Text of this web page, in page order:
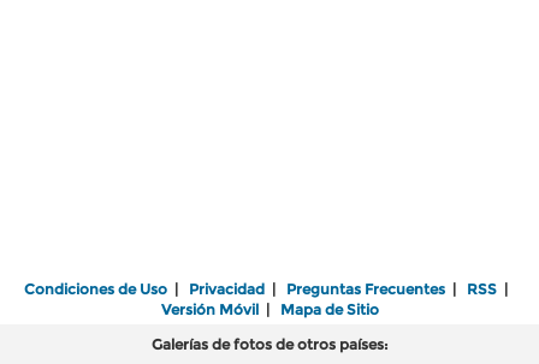
Condiciones de Uso | Privacidad | Preguntas Frecuentes | RSS |
Versión Móvil| Mapa de Sitio
Galerías de fotos de otros países: